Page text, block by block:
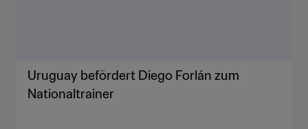
Uruguay befördert Diego Forlán zum
Nationaltrainer